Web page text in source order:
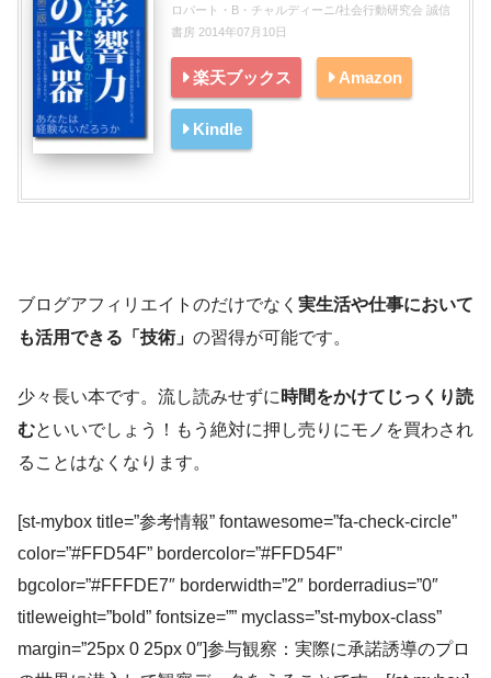
ロバート・B・チャルディーニ/社会行動研究会 誠信
書房 2014年07月10日
楽天ブックス Amazon
Kindle
ブログアフィリエイトのだけでなく 実生活や仕事において
も活用できる「技術」 の習得が可能です。
少々長い本です。流し読みせずに 時間をかけてじっくり読
むといいでしょう！もう絶対に押し売りにモノを買わされ
ることはなくなります。
[st-mybox title=”参考情報” fontawesome=”fa-check-circle”
color=”#FFD54F” bordercolor=”#FFD54F”
bgcolor=”#FFFDE7″ borderwidth=”2″ borderradius=”0″
titleweight=”bold” fontsize=”” myclass=”st-mybox-class”
margin=”25px 0 25px 0″]参与観察：実際に承諾誘導のプロ